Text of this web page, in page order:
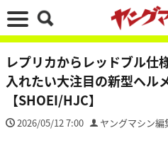
レプリカからレッドブル
入れたい大注目の新型ヘル
【SHOEI/HJC】
2026/05/12 7:00 ヤングマシン編